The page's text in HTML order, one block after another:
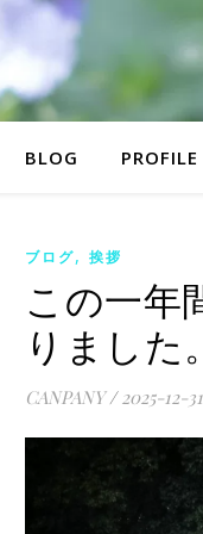
BLOG PROFILE
ブログ, 挨拶
この一年
りました。
CANPANY / 2025-12-31